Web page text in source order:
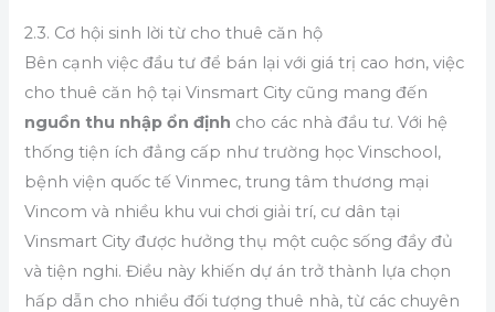
2.3. Cơ hội sinh lời từ cho thuê căn hộ
Bên cạnh việc đầu tư để bán lại với giá trị cao hơn, việc
cho thuê căn hộ tại Vinsmart City cũng mang đến
nguồn thu nhập ổn định cho các nhà đầu tư. Với hệ
thống tiện ích đẳng cấp như trường học Vinschool,
bệnh viện quốc tế Vinmec, trung tâm thương mại
Vincom và nhiều khu vui chơi giải trí, cư dân tại
Vinsmart City được hưởng thụ một cuộc sống đầy đủ
và tiện nghi. Điều này khiến dự án trở thành lựa chọn
hấp dẫn cho nhiều đối tượng thuê nhà, từ các chuyên